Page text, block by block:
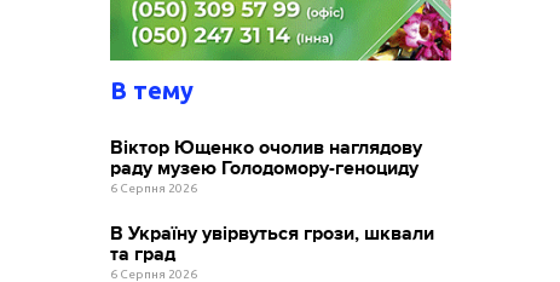
В тему
Віктор Ющенко очолив наглядову
раду музею Голодомору-геноциду
6 Серпня 2026
В Україну увірвуться грози, шквали
та град
6 Серпня 2026